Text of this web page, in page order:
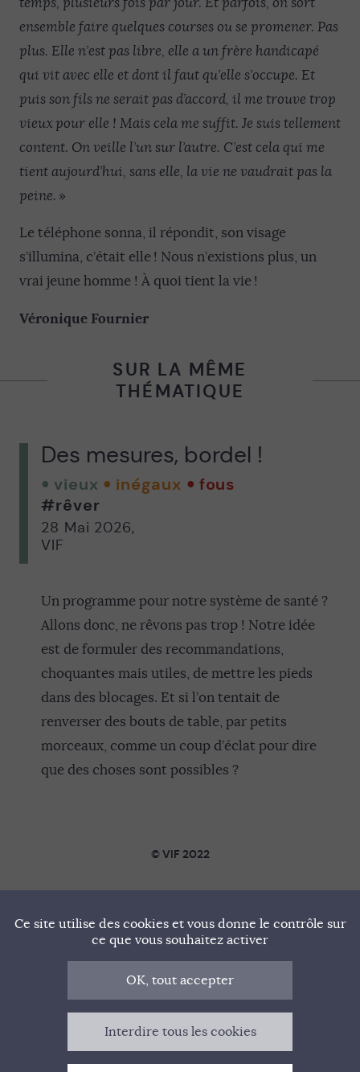
ensemble faire quelques courses ou se promener. Pas
plus. Elle n’est pas libre, elle a un frère handicapé
qui vit avec elle et dont il faut qu’elle s’occupe. Et
puis son fils ne serait pas d’accord, il me trouve trop
vieux pour elle ! Mais cela me suffit. Je suis tellement
content. On veille l’un sur l’autre. C’est cela qui me
tient aujourd’hui, sans elle, la vie ne vaudrait pas la
peine. »
Le téléphone sonna, il répondit, son visage
s’illumina, c’était elle ! Nous n’existions plus, un
vrai jeune homme ! À quoi tient la vie !
Véronique Fournier
SUR LA MÊME
THÉMATIQUE
Des mesures, bordel !
vieux inégaux
fous
#rêver
28 Mai 2026,
VIF
Un programme pour notre système de santé ?
Allons donc, ne rêvons pas trop ! Notre idée
est de formuler des recommandations,
choquantes mais utiles, de mettre les pieds
dans des blocages. Et si l’on tentait de
renverser des bouts de table, par petits
morceaux, comme un coup d’éclat pour dire
que des choses sont possibles ?
© VIF 2022
SOUTENIR VIF
NOTRE MANIFESTE
QUI SOMMES-NOUS ?
MENTIONS LÉGALES
CONTACT
Ce site utilise des cookies et vous donne le contrôle sur
ce que vous souhaitez activer
OK, tout accepter
Interdire tous les cookies